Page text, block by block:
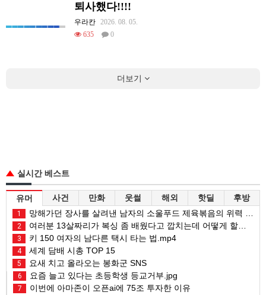
퇴사했다!!!!
우라칸 2026. 08. 05.
635
0
더보기
실시간 베스트
유머 사건 만화 웃썰 해외 핫딜 후방
1 망해가던 장사를 살려낸 남자의 소울푸드 제육볶음의 위력 ㅋㅋ
2 여러분 13살짜리가 복싱 좀 배웠다고 깝치는데 어떻게 할까요?
3 키 150 여자의 남다른 택시 타는 법.mp4
4 세계 담배 시총 TOP 15
5 요새 치고 올라오는 봉화군 SNS
6 요즘 늘고 있다는 초등학생 등교거부.jpg
7 이번에 아마존이 오픈ai에 75조 투자한 이유